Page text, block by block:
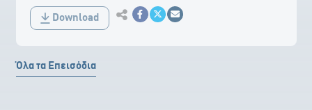
0
secondsDownload Κοινοποίηση στο Facebook
Κοινοποίηση Twitter
Αποστολή με Email
Όλα τα Επεισόδια